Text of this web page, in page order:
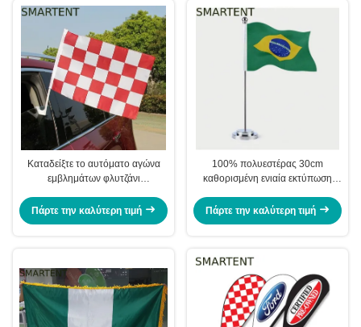
Καταδείξτε το αυτόματο αγώνα
εμβλημάτων φλυτζάνι
12x18inch σημαιών πολυεστέρα
αυτόματο
Πάρτε την καλύτερη τιμή
100% πολυεστέρας 30cm
καθορισμένη ενιαία εκτύπωση
σημαιών γραφείων σατέν
Πάρτε την καλύτερη τιμή